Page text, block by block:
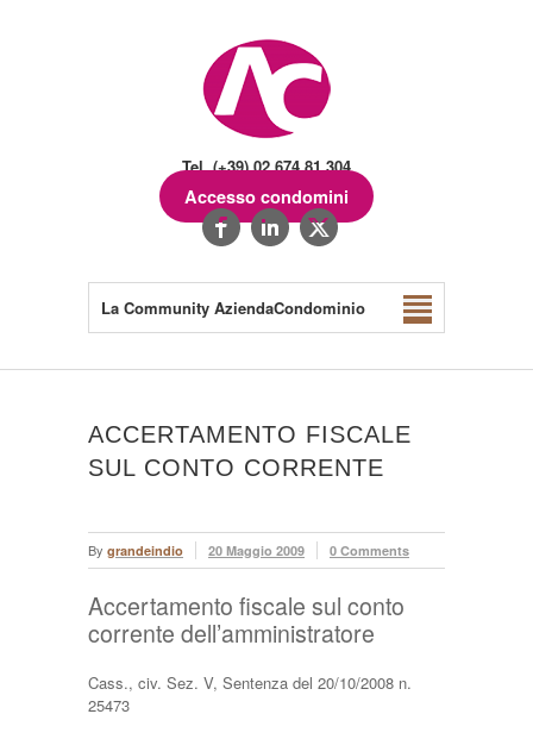
Tel. (+39) 02.674.81.304
Accesso condomini
La Community AziendaCondominio
ACCERTAMENTO FISCALE
SUL CONTO CORRENTE
By grandeindio 20 Maggio 2009 0 Comments
Accertamento fiscale sul conto
corrente dell’amministratore
Cass., civ. Sez. V, Sentenza del 20/10/2008 n.
25473